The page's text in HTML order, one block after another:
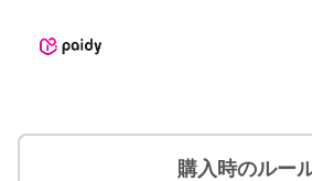
購入時のルー